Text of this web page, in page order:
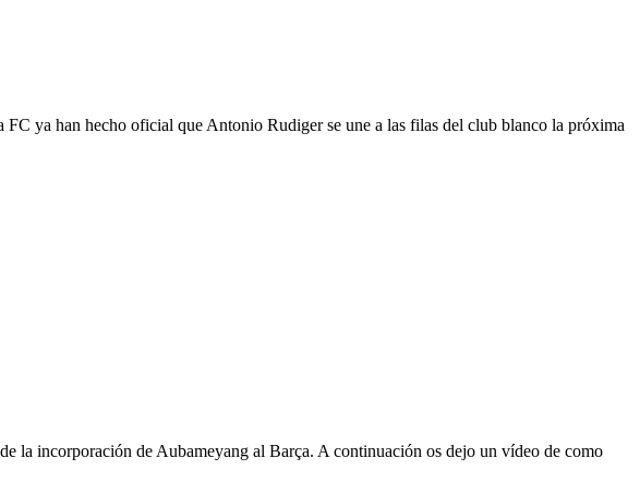
ya han hecho oficial que Antonio Rudiger se une a las filas del club blanco la próxima
la incorporación de Aubameyang al Barça. A continuación os dejo un vídeo de como